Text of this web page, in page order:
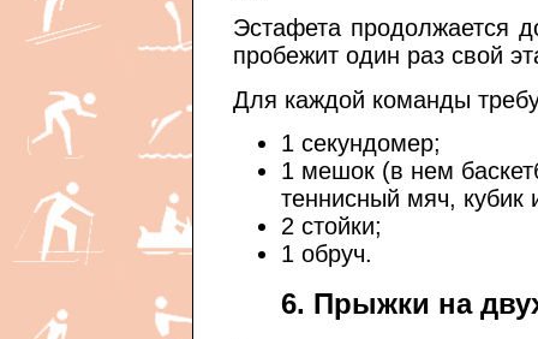
Эстафета продолжается
пробежит один раз свой
Для каждой команды
1 секундомер;
1 мешок (в нем
теннисный мяч, кубик
2 стойки;
1 обруч.
6. Прыжки на